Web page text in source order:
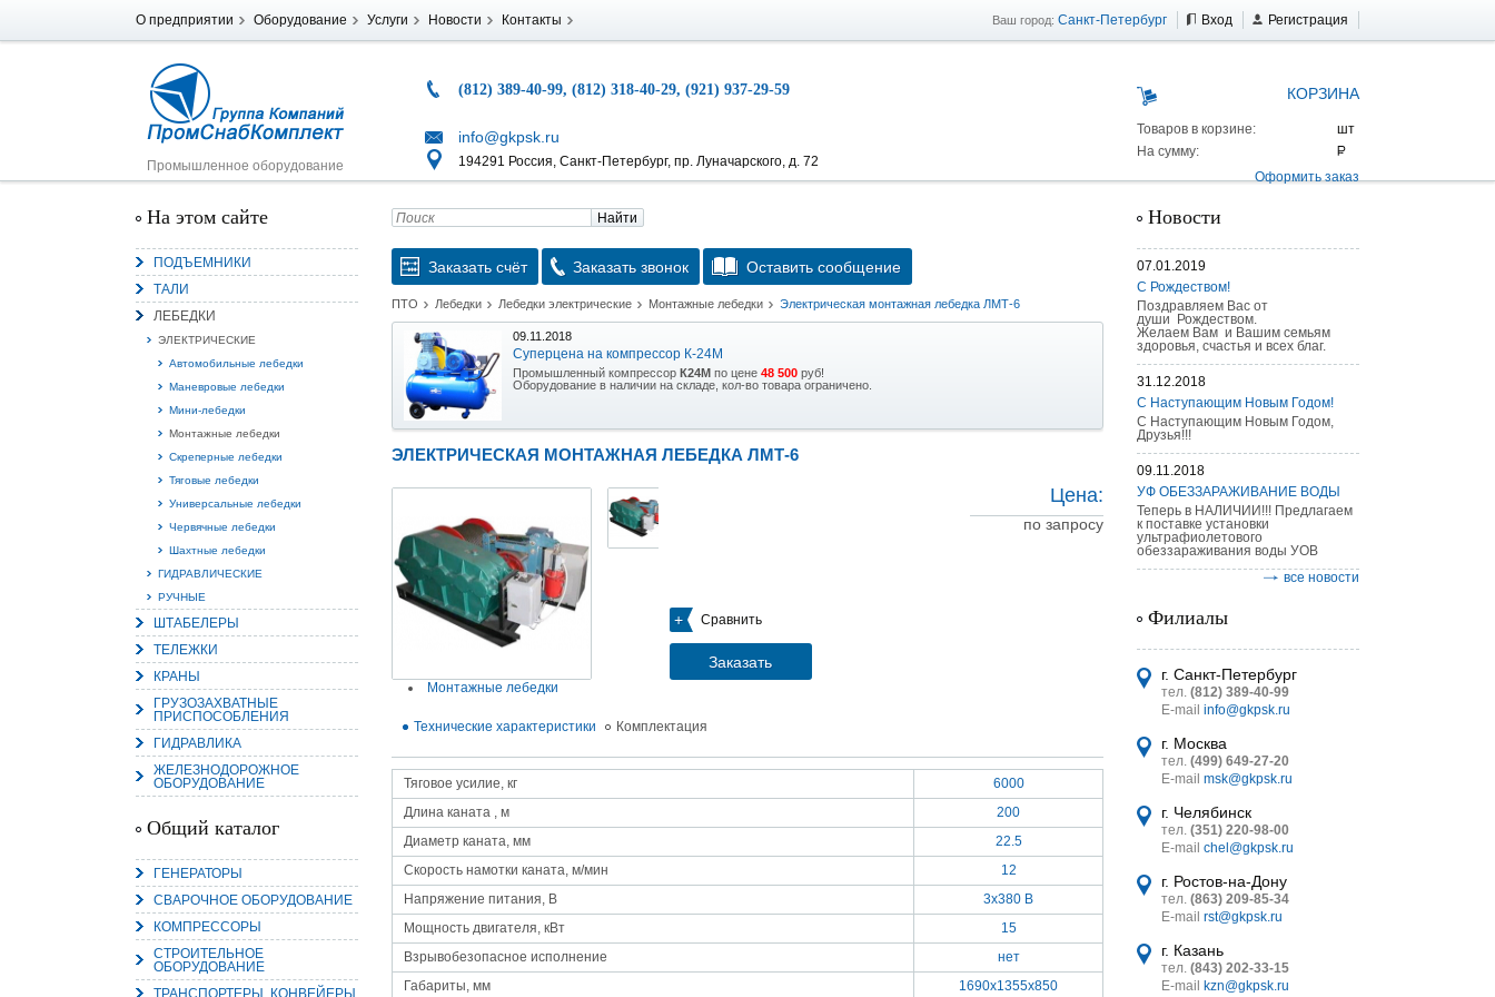
О предприятии Оборудование Услуги Новости Контакты Ваш город: Санкт-Петербург Вход Регистрация
Промышленное оборудование
(812) 389-40-99, (812) 318-40-29, (921) 937-29-59
info@gkpsk.ru
194291 Россия, Санкт-Петербург, пр. Луначарского, д. 72
КОРЗИНА
Товаров в корзине:
На сумму:
Оформить заказ
На этом сайте
ПОДЪЕМНИКИ
ТАЛИ
ЛЕБЕДКИ
ЭЛЕКТРИЧЕСКИЕ
Автомобильные лебедки
Маневровые лебедки
Мини-лебедки
Монтажные лебедки
Скреперные лебедки
Тяговые лебедки
Универсальные лебедки
Червячные лебедки
Шахтные лебедки
ГИДРАВЛИЧЕСКИЕ
РУЧНЫЕ
ШТАБЕЛЕРЫ
ТЕЛЕЖКИ
КРАНЫ
ГРУЗОЗАХВАТНЫЕ
ПРИСПОСОБЛЕНИЯ
ГИДРАВЛИКА
ЖЕЛЕЗНОДОРОЖНОЕ
ОБОРУДОВАНИЕ
Общий каталог
ГЕНЕРАТОРЫ
СВАРОЧНОЕ ОБОРУДОВАНИЕ
КОМПРЕССОРЫ
СТРОИТЕЛЬНОЕ
ОБОРУДОВАНИЕ
ТРАНСПОРТЕРЫ, КОНВЕЙЕРЫ
Найти
Заказать счёт Заказать звонок Оставить сообщение
ПТО Лебедки Лебедки электрические Монтажные лебедки Электрическая монтажная лебедка ЛМТ-6
09.11.2018
Суперцена на компрессор К-24М
Промышленный компрессор К24М по цене 48 500 руб!
Оборудование в наличии на складе, кол-во товара ограничено.
15.10.2018
Уникальная возможность приобрести (в наличии на складе) тележку гидравлическую AS 25 г/п
Новое поступление на склад насосов
Насосы Calpeda в НАЛИЧИИ
https://www.1nasos.ru/vodosnabzhenie-otoplenie/calpeda-mxh-203e
15.01.2018
Ручные насосы НБУ без торговой наценки!
Поступление насосов НБУ 700-02 на склад в Спб. Купите сегодня по цене производителя!
Насос бочковой универсальный НБУ 700-02 предназначен для перекачивания пищевых растительных
масел из бочек и других емкостей и соответствует государственным санитарно-эпидемеологическим
правилам и нормам.
15.01.2018
Оборудование в наличии на складе!!! Цены фиксированы!
Акция на Пневмонагнетатель ТОПОЛЬ 300 ТРАНСМИКС и Растворосмеситель
Растворосмеситель СКАУТ MINI
Товар имеется в наличии на складе.
28.02.2017
Наклонный подъемник Minor Escalera по цене 2014 года
Оборудование в наличии на складе.
Стоимость 260 000 руб!
ЭЛЕКТРИЧЕСКАЯ МОНТАЖНАЯ ЛЕБЕДКА ЛМТ-6
Сравнить
Заказать
Цена:
по запросу
Монтажные лебедки
Технические характеристики Комплектация
Тяговое усилие, кг
6000
Длина каната , м
200
Диаметр каната, мм
22.5
Скорость намотки каната, м/мин
12
Напряжение питания, В
3x380 В
Мощность двигателя, кВт
15
Взрывобезопасное исполнение
нет
Габариты, мм
1690x1355x850
Новости
07.01.2019
С Рождеством!
Поздравляем Вас от
души Рождеством.
Желаем Вам и Вашим семьям
здоровья, счастья и всех благ.
31.12.2018
С Наступающим Новым Годом!
С Наступающим Новым Годом,
Друзья!!!
09.11.2018
УФ ОБЕЗЗАРАЖИВАНИЕ ВОДЫ
Теперь в НАЛИЧИИ!!! Предлагаем
к поставке установки
ультрафиолетового
обеззараживания воды УОВ
все новости
Филиалы
г. Санкт-Петербург
тел. (812) 389-40-99
E-mail info@gkpsk.ru
г. Москва
тел. (499) 649-27-20
E-mail msk@gkpsk.ru
г. Челябинск
тел. (351) 220-98-00
E-mail chel@gkpsk.ru
г. Ростов-на-Дону
тел. (863) 209-85-34
E-mail rst@gkpsk.ru
г. Казань
тел. (843) 202-33-15
E-mail
kzn@gkpsk.ru